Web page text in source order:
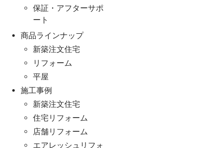
保証・アフターサポ
ート
商品ラインナップ
新築注文住宅
リフォーム
平屋
施工事例
新築注文住宅
住宅リフォーム
店舗リフォーム
エアレッシュリフォ